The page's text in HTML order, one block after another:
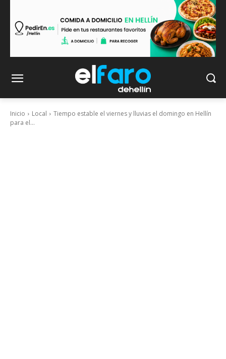
Inicio Local
Tiempo estable el viernes y lluvias el domingo en Hellín
para el...